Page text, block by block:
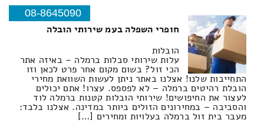
08-8645090
חופרי השפלה בעמ שירותי הובלה
הובלות
עלות שירותי סבלות ברמלה – באיזה אתר
הכי זול? בשום מקום אחר פרט לכאן וזו
התחייבות שלנו! אצלנו באתר ניתן לעשות השוואת מחירי
הובלת רהיטים ברמלה – לא לפספס. עצרו! אתם יכולים
לעצור את החיפושים! שירותי הובלות קטנות ברמלה לוד
והסביבה – במחירונים הזולים ביותר במדינה. אצלנו בלבד:
מעבר בית זול ברמלה בעלויות ומחירים […]